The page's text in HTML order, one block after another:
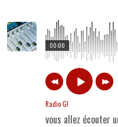
00:00
Radio G!
vous allez écouter